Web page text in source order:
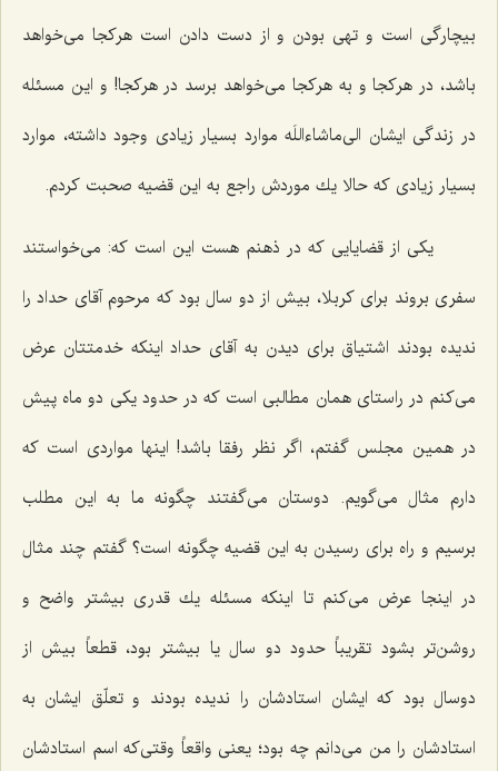
بیچارگی است و تهی بودن و از دست دادن است هركجا می‌خواهد
باشد، در هركجا و به هركجا می‌خواهد برسد در هركجا! و این مسئله
در زندگی ایشان الی‌ماشاءاللَه موارد بسیار زیادی وجود داشته، موارد
بسیار زیادی كه حالا یك موردش راجع به این قضیه صحبت كردم.
یكی از قضایایی كه در ذهنم هست این است كه: می‌خواستند
سفری بروند برای كربلا، بیش از دو سال بود كه مرحوم آقای حداد را
ندیده بودند اشتیاق برای دیدن به آقای حداد اینكه خدمتتان عرض
می‌كنم در راستای همان مطالبی است كه در حدود یكی دو ماه پیش
در همین مجلس گفتم، اگر نظر رفقا باشد! اینها مواردی است كه
دارم مثال می‌گویم. دوستان می‌گفتند چگونه ما به این مطلب
برسیم و راه برای رسیدن به این قضیه چگونه است؟ گفتم چند مثال
در اینجا عرض می‌كنم تا اینكه مسئله یك قدری بیشتر واضح و
روشن‌تر بشود تقریباً حدود دو سال یا بیشتر بود، قطعاً بیش از
دوسال بود كه ایشان استادشان را ندیده بودند و تعلّق ایشان به
استادشان را من می‌دانم چه بود؛ یعنی واقعاً وقتی‌كه اسم استادشان